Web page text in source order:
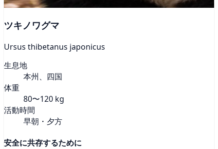
ツキノワグマ
Ursus thibetanus japonicus
生息地
本州、四国
体重
80〜120 kg
活動時間
早朝・夕方
安全に共存するために